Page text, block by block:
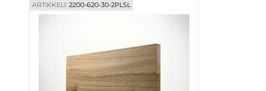
ARTIKKELI:2200-620-30-2PLSL